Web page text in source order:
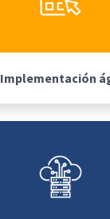
Implementación